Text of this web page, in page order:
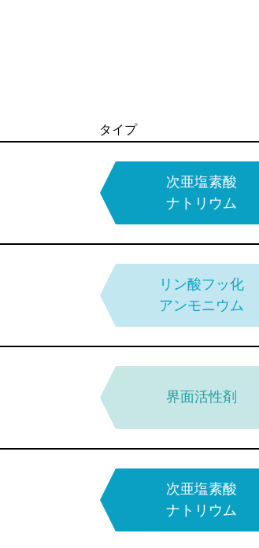
タイプ
多機能
コーティング塗料
多機能
コーティング塗料
多機能
コーティング塗料
多機能
コーティング塗料
タイプ
水性アクリル系
1液タイプ
水性アクリル系
1液タイプ
溶剤アクリル
ウレタン系2液タイ
アクリル
シリコン系1液タイ
タイプ
結露防止塗料
エポキシモルタル
タイプ
次亜塩素酸
ナトリウム
リン酸フッ化
アンモニウム
界面活性剤
次亜塩素酸
ナトリウム